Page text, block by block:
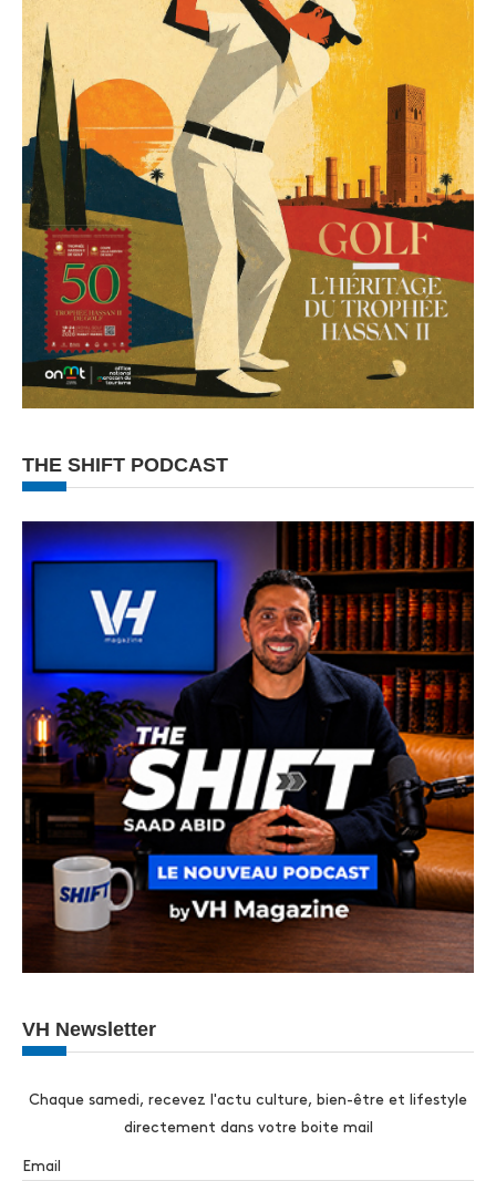
THE SHIFT PODCAST
VH Newsletter
Chaque samedi, recevez l'actu culture, bien-être et lifestyle
directement dans votre boite mail
Email